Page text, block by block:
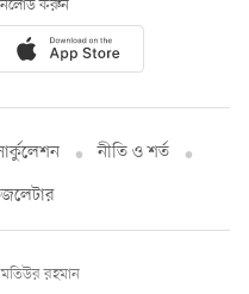
করুন
নীতি ও শর্ত
রহমান